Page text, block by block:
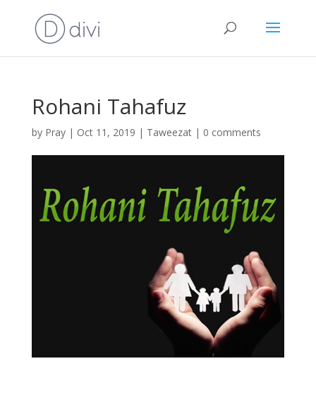
Rohani Tahafuz
by Pray| Oct 11, 2019 | Taweezat| 0 comments